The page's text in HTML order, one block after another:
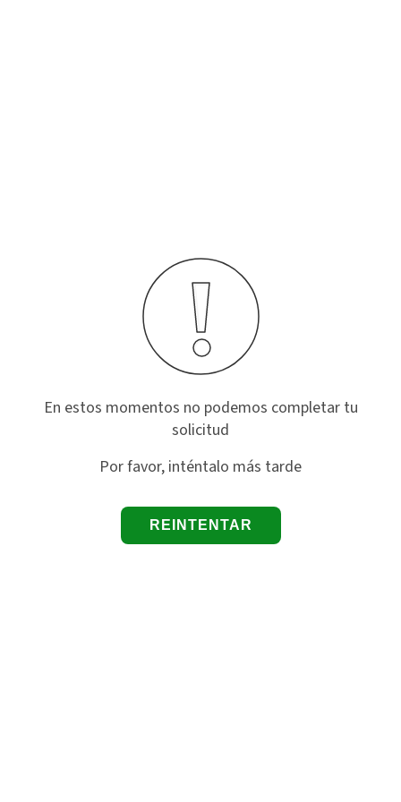
En estos momentos no podemos completar tu
solicitud
Por favor, inténtalo más tarde
REINTENTAR